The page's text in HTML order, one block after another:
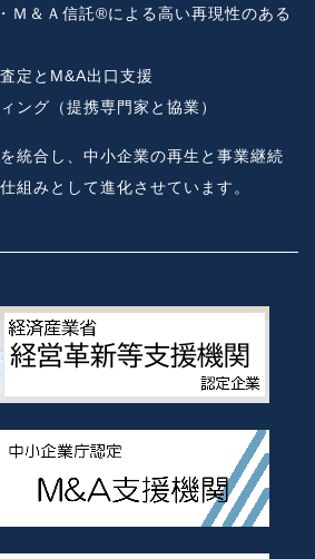
Ｍ＆Ａ信託®による高い再現性のある
定とM&A出口支援
ング（提携専門家と協業）
統合し、中小企業の再生と事業継続
組みとして進化させています。